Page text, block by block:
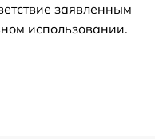
заявленным
использовании.